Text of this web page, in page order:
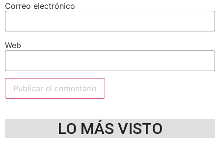
Correo electrónico
Web
LO MÁS VISTO